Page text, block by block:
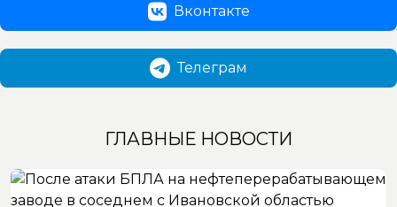
Вконтакте
Телеграм
ГЛАВНЫЕ НОВОСТИ